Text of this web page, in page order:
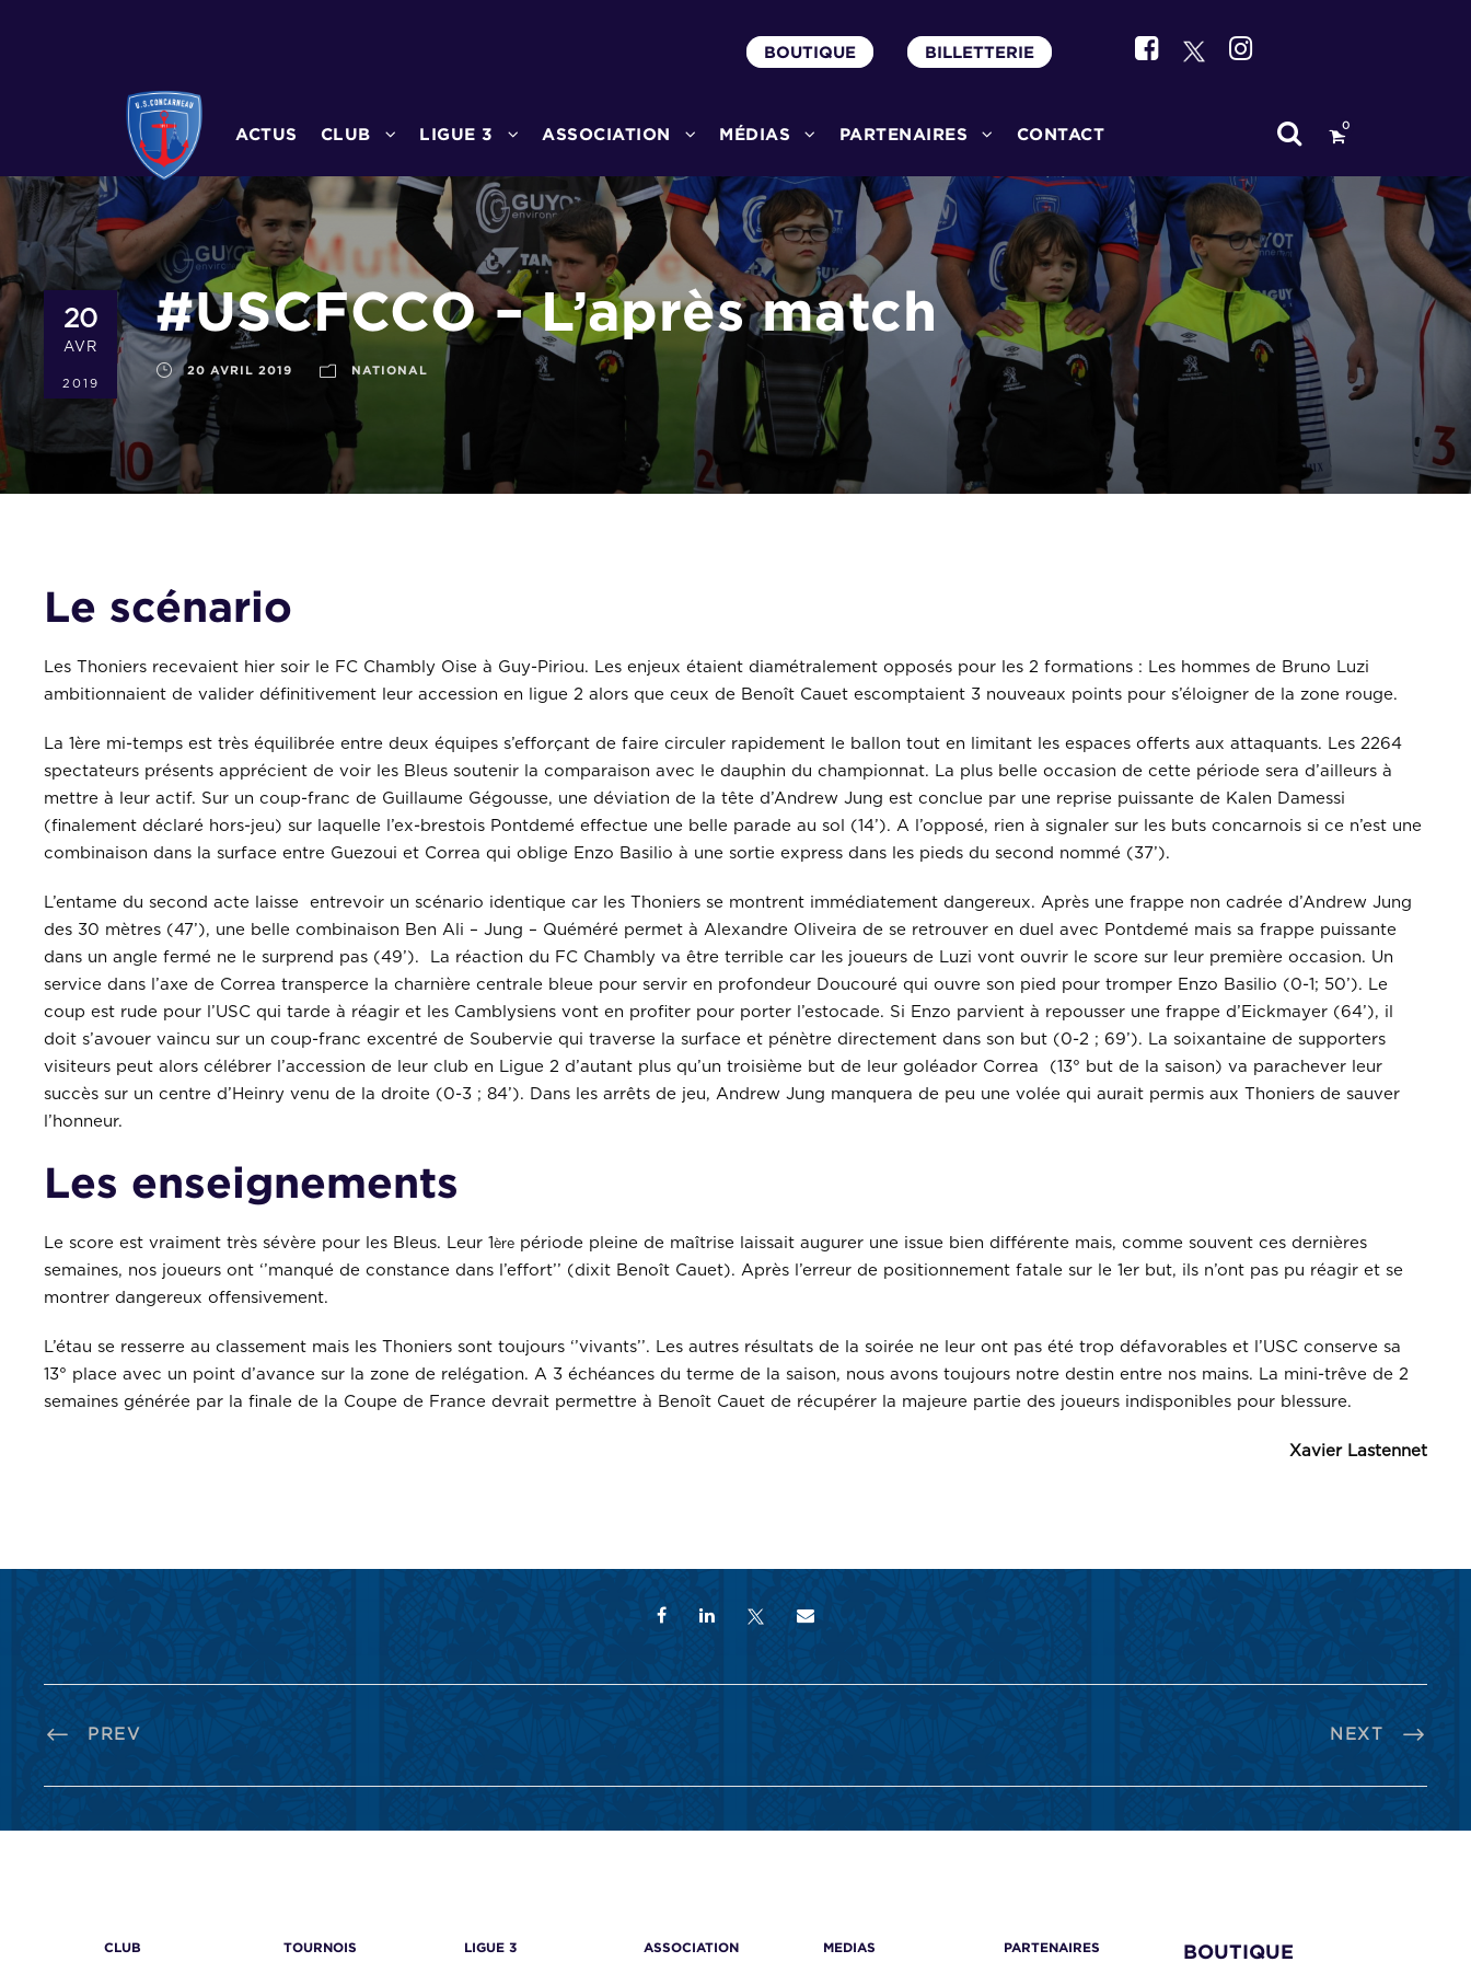
BOUTIQUE BILLETTERIE
ACTUS CLUB LIGUE 3 ASSOCIATION MÉDIAS PARTENAIRES CONTACT 0
20
AVR
2019
#USCFCCO – L’après match
20 AVRIL 2019 NATIONAL
Le scénario
Les Thoniers recevaient hier soir le FC Chambly Oise à Guy-Piriou. Les enjeux étaient diamétralement opposés pour les 2 formations : Les hommes de Bruno Luzi
ambitionnaient de valider définitivement leur accession en ligue 2 alors que ceux de Benoît Cauet escomptaient 3 nouveaux points pour s’éloigner de la zone rouge.
La 1ère mi-temps est très équilibrée entre deux équipes s’efforçant de faire circuler rapidement le ballon tout en limitant les espaces offerts aux attaquants. Les 2264
spectateurs présents apprécient de voir les Bleus soutenir la comparaison avec le dauphin du championnat. La plus belle occasion de cette période sera d’ailleurs à
mettre à leur actif. Sur un coup-franc de Guillaume Gégousse, une déviation de la tête d’Andrew Jung est conclue par une reprise puissante de Kalen Damessi
(finalement déclaré hors-jeu) sur laquelle l’ex-brestois Pontdemé effectue une belle parade au sol (14’). A l’opposé, rien à signaler sur les buts concarnois si ce n’est une
combinaison dans la surface entre Guezoui et Correa qui oblige Enzo Basilio à une sortie express dans les pieds du second nommé (37’).
L’entame du second acte laisse entrevoir un scénario identique car les Thoniers se montrent immédiatement dangereux. Après une frappe non cadrée d’Andrew Jung
des 30 mètres (47’), une belle combinaison Ben Ali – Jung – Quéméré permet à Alexandre Oliveira de se retrouver en duel avec Pontdemé mais sa frappe puissante
dans un angle fermé ne le surprend pas (49’). La réaction du FC Chambly va être terrible car les joueurs de Luzi vont ouvrir le score sur leur première occasion. Un
service dans l’axe de Correa transperce la charnière centrale bleue pour servir en profondeur Doucouré qui ouvre son pied pour tromper Enzo Basilio (0-1; 50’). Le
coup est rude pour l’USC qui tarde à réagir et les Camblysiens vont en profiter pour porter l’estocade. Si Enzo parvient à repousser une frappe d’Eickmayer (64’), il
doit s’avouer vaincu sur un coup-franc excentré de Soubervie qui traverse la surface et pénètre directement dans son but (0-2 ; 69’). La soixantaine de supporters
visiteurs peut alors célébrer l’accession de leur club en Ligue 2 d’autant plus qu’un troisième but de leur goléador Correa (13° but de la saison) va parachever leur
succès sur un centre d’Heinry venu de la droite (0-3 ; 84’). Dans les arrêts de jeu, Andrew Jung manquera de peu une volée qui aurait permis aux Thoniers de sauver
l’honneur.
Les enseignements
Le score est vraiment très sévère pour les Bleus. Leur 1ère période pleine de maîtrise laissait augurer une issue bien différente mais, comme souvent ces dernières
semaines, nos joueurs ont ‘’manqué de constance dans l’effort’’ (dixit Benoît Cauet). Après l’erreur de positionnement fatale sur le 1er but, ils n’ont pas pu réagir et se
montrer dangereux offensivement.
L’étau se resserre au classement mais les Thoniers sont toujours ‘’vivants’’. Les autres résultats de la soirée ne leur ont pas été trop défavorables et l’USC conserve sa
13° place avec un point d’avance sur la zone de relégation. A 3 échéances du terme de la saison, nous avons toujours notre destin entre nos mains. La mini-trêve de 2
semaines générée par la finale de la Coupe de France devrait permettre à Benoît Cauet de récupérer la majeure partie des joueurs indisponibles pour blessure.
Xavier Lastennet
PREV NEXT
CLUB TOURNOIS LIGUE 3 ASSOCIATION MEDIAS PARTENAIRES BOUTIQUE